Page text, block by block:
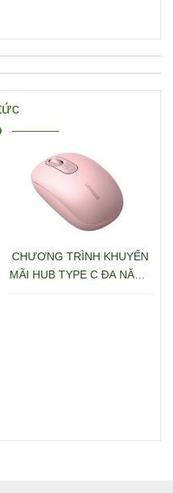
CHƯƠNG TRÌNH KHUYẾN
MÃI HUB TYPE C ĐA NĂNG